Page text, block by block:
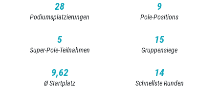
28
Podiumsplatzierungen
9
Pole-Positions
5
Super-Pole-Teilnahmen
15
Gruppensiege
9,62
Ø Startplatz
14
Schnellste Runden